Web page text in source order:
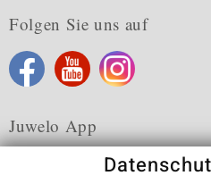
Folgen Sie uns auf
Juwelo App